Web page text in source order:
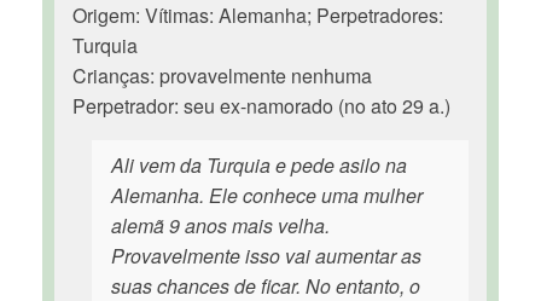
Origem: Vítimas: Alemanha; Perpetradores:
Turquia
Crianças: provavelmente nenhuma
Perpetrador: seu ex-namorado (no ato 29 a.)
Ali vem da Turquia e pede asilo na
Alemanha. Ele conhece uma mulher
alemã 9 anos mais velha.
Provavelmente isso vai aumentar as
suas chances de ficar. No entanto, o